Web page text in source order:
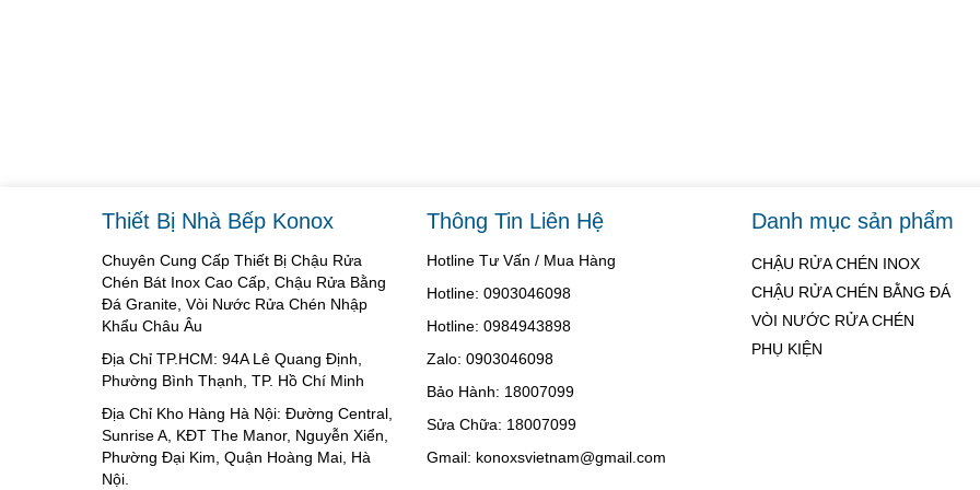
Thiết Bị Nhà Bếp Konox
Chuyên Cung Cấp Thiết Bị Chậu Rửa
Chén Bát Inox Cao Cấp, Chậu Rửa Bằng
Đá Granite, Vòi Nước Rửa Chén Nhập
Khẩu Châu Âu
Địa Chỉ TP.HCM: 94A Lê Quang Định,
Phường Bình Thạnh, TP. Hồ Chí Minh
Địa Chỉ Kho Hàng Hà Nội: Đường Central,
Sunrise A, KĐT The Manor, Nguyễn Xiển,
Phường Đại Kim, Quận Hoàng Mai, Hà
Nội.
Thông Tin Liên Hệ
Hotline Tư Vấn / Mua Hàng
Hotline: 0903046098
Hotline: 0984943898
Zalo: 0903046098
Bảo Hành: 18007099
Sửa Chữa: 18007099
Gmail: konoxsvietnam@gmail.com
Danh mục sản phẩm
CHẬU RỬA CHÉN INOX
CHẬU RỬA CHÉN BẰNG ĐÁ
VÒI NƯỚC RỬA CHÉN
PHỤ KIỆN